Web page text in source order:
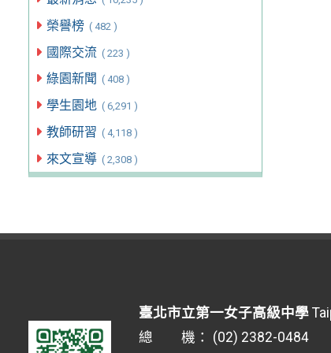
榮譽榜 ( 482 )
國際交流 ( 223 )
綠園新聞 ( 408 )
學生園地 ( 6,291 )
教師研習 ( 4,118 )
來文宣導 ( 2,308 )
臺北市立第一女子高級中學
總 機： (02) 2382-0484